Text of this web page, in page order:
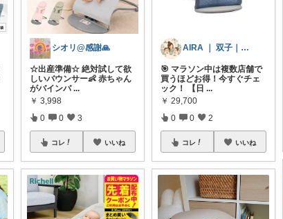
シオリ@感謝🙏
☆出産準備☆ 絶対試して欲
しいバウンサー👶 赤ちゃん
がバインバ ...
￥ 3,998
0 0 3
コレ いいね
AIRA ｜ 双子｜育児&家事｜元保育士
🎯 マラソン中は複数店舗で
買うほどお得！今すぐチェ
ック！ 【日 ...
￥ 29,700
0 0 2
コレ いいね